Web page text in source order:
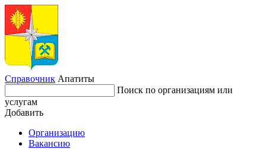
Справочник Апатиты
Поиск по организациям или
услугам
Добавить
Организацию
Вакансию